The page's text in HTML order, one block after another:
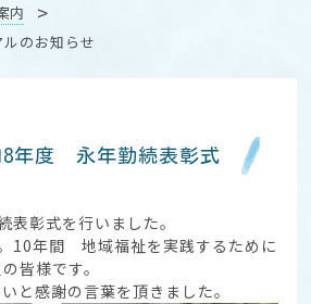
内
のお知らせ
8年度 永年勤続表彰式
表彰式を行いました。
10年間 地域福祉を実践するために
皆様です。
と感謝の言葉を頂きました。